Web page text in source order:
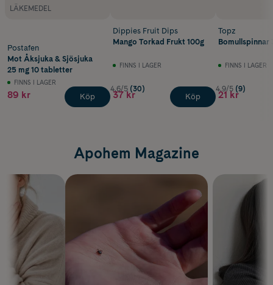
LÄKEMEDEL
Postafen
Mot Åksjuka & Sjösjuka
25 mg 10 tabletter
FINNS I LAGER
89 kr Köp
Dippies Fruit Dips
Mango Torkad Frukt 100g
FINNS I LAGER
4.6/5 (30)
37 kr Köp
Topz
Bomullspinnar
FINNS I LAGER
4.9/5 (9)
21 kr
Apohem Magazine